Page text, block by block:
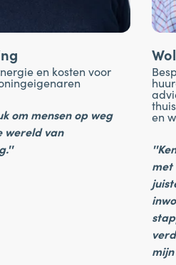
en kosten voor
om mensen op weg
wereld van
en
met